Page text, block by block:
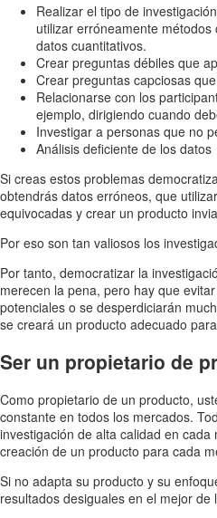
Realizar el tipo de
utilizar erróneamente
datos cuantitativos.
Crear preguntas débiles que
Crear preguntas capciosas
Relacionarse con los
ejemplo, dirigiendo cuando
Investigar a personas que no
Análisis deficiente de los datos
Si creas estos problemas
obtendrás datos erróneos, que
equivocadas y crear un producto
Por eso son tan valiosos los
Por tanto, democratizar la
merecen la pena, pero hay que
potenciales o se desperdiciarán
se creará un producto adecuado
Ser un propietario de
Como propietario de un producto,
constante en todos los mercados.
investigación de alta calidad en cada
creación de un producto para cada
Si no adapta su producto y su
resultados desiguales en el mejor de